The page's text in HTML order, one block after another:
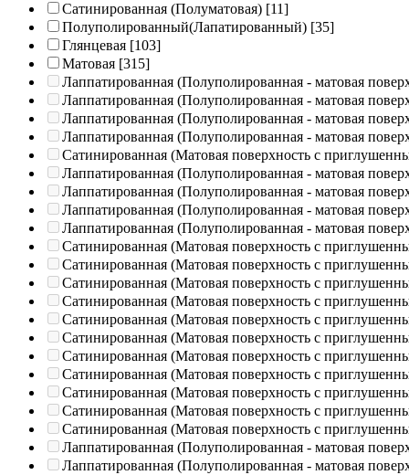
Сатинированная (Полуматовая) [11]
Полуполированный(Лапатированный) [35]
Глянцевая [103]
Матовая [315]
Лаппатированная (Полуполированная - матовая
Лаппатированная (Полуполированная - матовая
Лаппатированная (Полуполированная - матовая
Лаппатированная (Полуполированная - матовая
Сатинированная (Матовая поверхность с
Лаппатированная (Полуполированная - матовая
Лаппатированная (Полуполированная - матовая
Лаппатированная (Полуполированная - матовая
Лаппатированная (Полуполированная - матовая
Сатинированная (Матовая поверхность с
Сатинированная (Матовая поверхность с
Сатинированная (Матовая поверхность с
Сатинированная (Матовая поверхность с
Сатинированная (Матовая поверхность с
Сатинированная (Матовая поверхность с
Сатинированная (Матовая поверхность с
Сатинированная (Матовая поверхность с
Сатинированная (Матовая поверхность с
Сатинированная (Матовая поверхность с
Сатинированная (Матовая поверхность с
Лаппатированная (Полуполированная - матовая
Лаппатированная (Полуполированная - матовая